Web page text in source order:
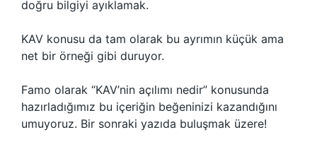
doğru bilgiyi ayıklamak.
KAV konusu da tam olarak bu ayrımın küçük ama
net bir örneği gibi duruyor.
Famo olarak “KAV’nin açılımı nedir” konusunda
hazırladığımız bu içeriğin beğeninizi kazandığını
umuyoruz. Bir sonraki yazıda buluşmak üzere!